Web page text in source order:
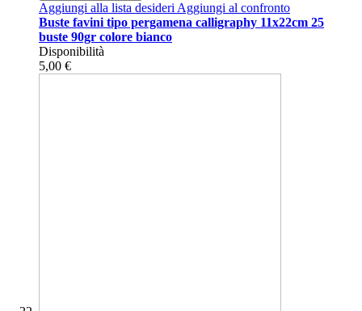
Aggiungi alla lista desideriAggiungi al confronto
Buste favini tipo pergamena calligraphy 11x22cm 25
buste 90gr colore bianco
Disponibilità
5,00 €